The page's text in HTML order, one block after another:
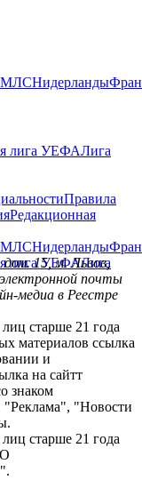
МЛСНидерланды
лига УЕФАЛига
Правила
Редакционная
МЛСНидерланды
лига УЕФАЛига
дом. 15, м. Львов,
почты
медиа в Реестре
старше 21 года
материалов ссылка
и
на сайтт
знаком
"Реклама", "Новости
старше 21 года